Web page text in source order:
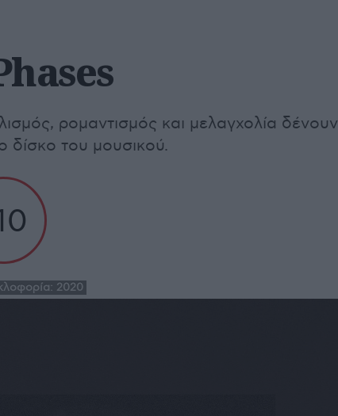
ρομαντισμός και μελαγχολία δένουν
δίσκο του μουσικού.
2020